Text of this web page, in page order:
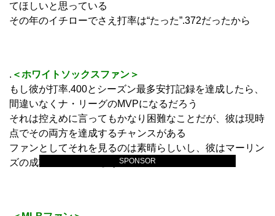
SPONSOR
てほしいと思っている
その年のイチローでさえ打率は“たった”.372だったから
. ＜ホワイトソックスファン＞
もし彼が打率.400とシーズン最多安打記録を達成したら、
間違いなくナ・リーグのMVPになるだろう
それは控えめに言ってもかなり困難なことだが、彼は現時
点でその両方を達成するチャンスがある
ファンとしてそれを見るのは素晴らしいし、彼はマーリン
ズの成功の原動力でもあるんだ